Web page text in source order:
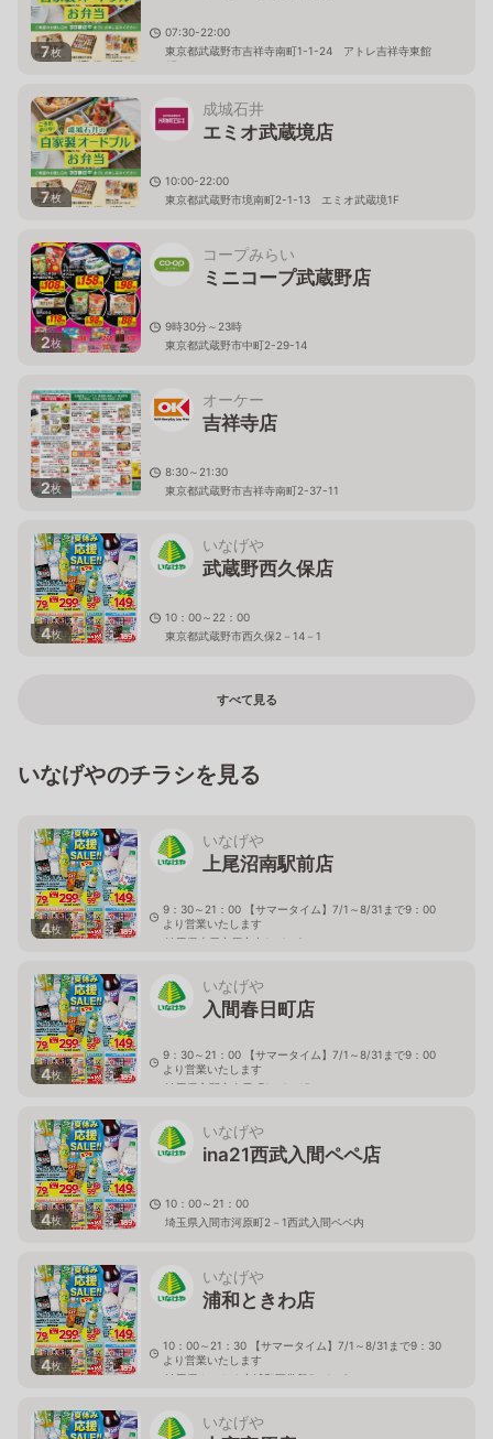
7枚
07:30-22:00
東京都武蔵野市吉祥寺南町1-1-24 アトレ吉祥寺東館
1F
7枚
成城石井
エミオ武蔵境店
10:00-22:00
東京都武蔵野市境南町2-1-13 エミオ武蔵境1F
2枚
コープみらい
ミニコープ武蔵野店
9時30分～23時
東京都武蔵野市中町2-29-14
2枚
オーケー
吉祥寺店
8:30～21:30
東京都武蔵野市吉祥寺南町2-37-11
4枚
いなげや
武蔵野西久保店
10：00～22：00
東京都武蔵野市西久保2－14－1
すべて見る
いなげやのチラシを見る
4枚
いなげや
上尾沼南駅前店
9：30～21：00 【サマータイム】7/1～8/31まで9：00
より営業いたします
埼玉県上尾市原市中1－1－8
4枚
いなげや
入間春日町店
9：30～21：00 【サマータイム】7/1～8/31まで9：00
より営業いたします
埼玉県入間市春日町1－4－15
4枚
いなげや
ina21西武入間ペペ店
10：00～21：00
埼玉県入間市河原町2－1西武入間ペペ内
4枚
いなげや
浦和ときわ店
10：00～21：30 【サマータイム】7/1～8/31まで9：30
より営業いたします
埼玉県さいたま市浦和区常盤5－1－3
いなげや